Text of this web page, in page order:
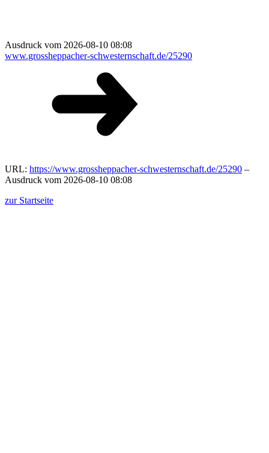
Ausdruck vom 2026-08-10 08:08
www.grossheppacher-schwesternschaft.de/25290
URL: https://www.grossheppacher-schwesternschaft.de/25290 –
Ausdruck vom 2026-08-10 08:08
zur Startseite